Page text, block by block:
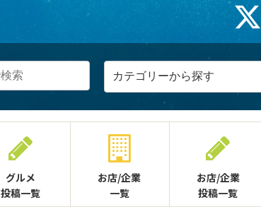
グルメ
投稿一覧
お店/企業
一覧
お店/企業
投稿一覧